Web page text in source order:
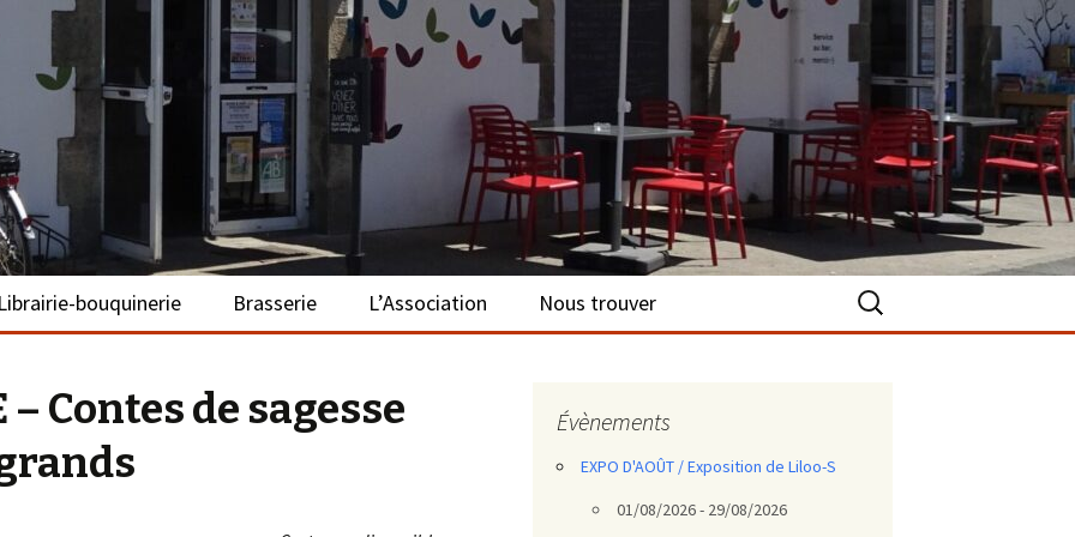
La Turballe
Librairie-bouquinerie
Brasserie
L’Association
Adhérer
Nous trouver Rechercher :
– Contes de sagesse
Évènements
EXPO D'AOÛT / Exposition de Liloo-S
01/08/2026 - 29/08/2026